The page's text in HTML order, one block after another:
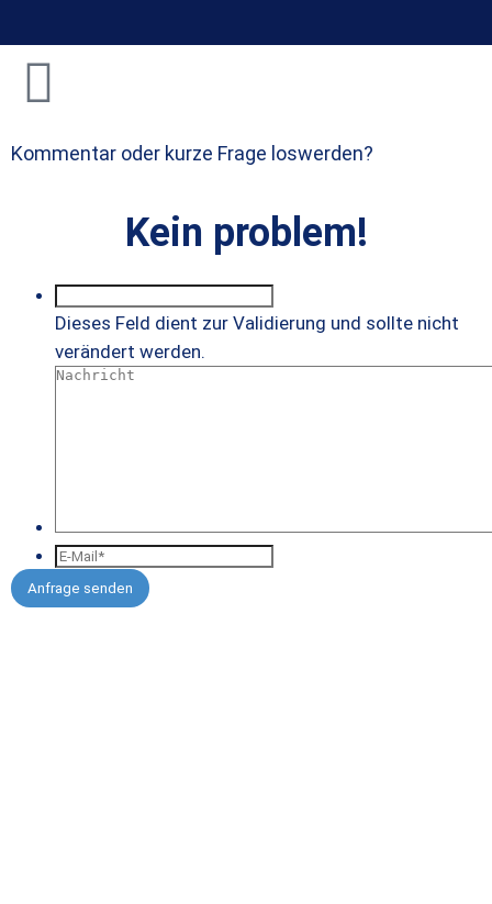
Kommentar oder kurze Frage loswerden?
Kein problem!
Dieses Feld dient zur Validierung und sollte nicht
verändert werden.